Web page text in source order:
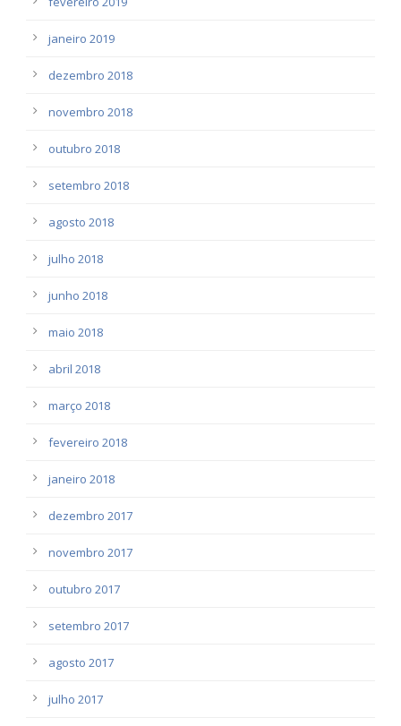
janeiro 2019
dezembro 2018
novembro 2018
outubro 2018
setembro 2018
agosto 2018
julho 2018
junho 2018
maio 2018
abril 2018
março 2018
fevereiro 2018
janeiro 2018
dezembro 2017
novembro 2017
outubro 2017
setembro 2017
agosto 2017
julho 2017